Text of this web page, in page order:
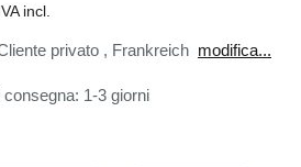
incl.
privato , Frankreich modifica...
1-3 giorni